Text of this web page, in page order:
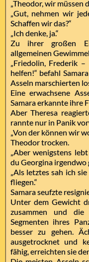
„Theodor, wir müssen
„Gut, nehmen wir
Schaffen wir das?“
„Ich denke, ja.“
Zu ihrer großen
allgemeinen
„Friedolin, Frederik
helfen!“ befahl
Asseln marschierten
Eine erwachsene
Samara erkannte ihre
Aber Theresa
rannte nur in Panik
„Von der können wir
Theodor trocken.
„Aber wenigstens lebt
du Georgina irgendwo
„Als letztes sah ich
fliegen.“
Samara seufzte
Unter dem Gewicht
zusammen und
Segmenten ihres
besser zu gehen.
ausgetrocknet und
fähig, erreichten sie